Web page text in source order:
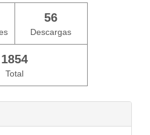
56
Descargas
1854
Total